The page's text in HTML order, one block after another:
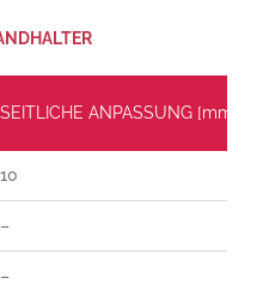
SEITLICHE ANPASSUNG [mm]
10
–
–